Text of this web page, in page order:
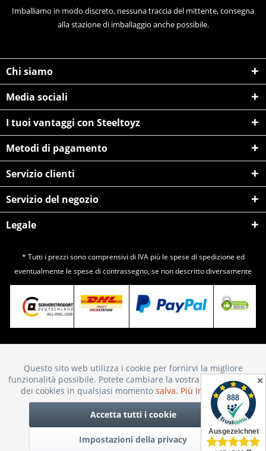
✕
Imballiamo in modo discreto, nessuna traccia del mittente, consegna
alla stazione di imballaggio anche possibile.
Chi siamo
Media sociali
I tuoi vantaggi con Steeltoyz
Metodi di pagamento
Servizio clienti
Servizio del negozio
Legale
* Tutti i prezzi sono comprensivi di IVA più le spese di spedizione ed
eventualmente le spese di contrassegno, se non descritto diversamente
Funktionale Attivo
Marketing Inattivo
Inattivo
Questo sito web utilizza i cookie per fornirvi la migliore
funzionalità possibile. Potete cambiare la vostra scelta sull'uso
dei cookies in qualsiasi momento salva. Più Informazioni
Accetta tutti i cookie
Impostazioni della privacy